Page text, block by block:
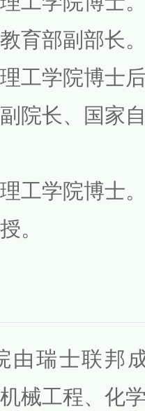
育部副部长
工学院博士
院长、国家
工学院博士
。
由瑞士联邦
械工程、化